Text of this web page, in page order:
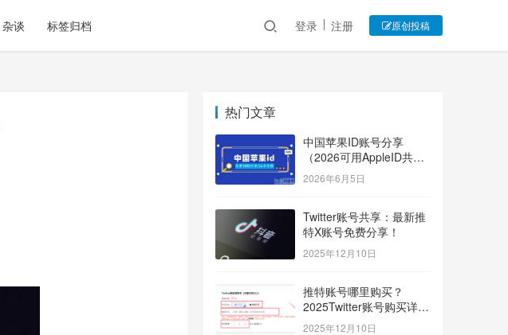
杂谈 标签归档 登录 注册 原创投稿
热门文章
中国苹果ID账号分享
（2026可用AppleID共享
账号）
2026年6月5日
Twitter账号共享：最新推
特X账号免费分享！
2025年12月10日
推特账号哪里购买？
2025Twitter账号购买详细
指南！
2025年12月10日